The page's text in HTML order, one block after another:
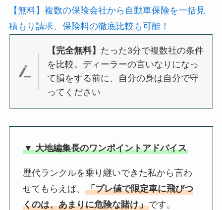
【無料】複数の保険会社から自動車保険を一括見
積もり請求、保険料の徹底比較も可能！
【完全無料】 たった3分で複数社の条件
を比較。ディーラーの言いなりになっ
て損をする前に、自分の身は自分で守
ってください
▼ 大地編集長のワンポイントアドバイス
歴代ランクルを乗り継いできた私から言わ
せてもらえば、 「プレ値で限定車に飛びつ
くのは、あまりに危険な賭け」です。